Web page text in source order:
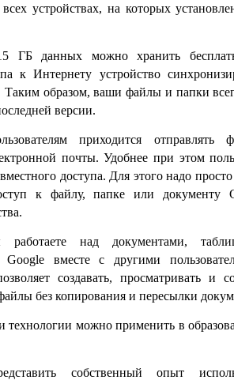
устройствах, на которых
ГБ данных можно хранить
к Интернету устройство
образом, ваши файлы и папки
версии.
приходится отправлять
почты. Удобнее при этом
доступа. Для этого надо
к файлу, папке или документу
над документами,
Google вместе с другими
создавать, просматривать и
без копирования и пересылки
технологии можно применить в
собственный опыт